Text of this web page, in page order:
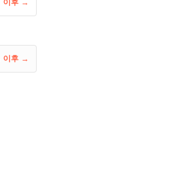
이후 →
이후 →